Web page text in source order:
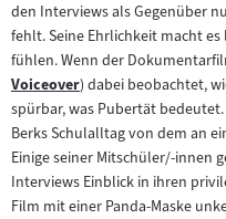
den Interviews als Gegenüber
fehlt. Seine Ehrlichkeit macht
fühlen. Wenn der
Zum
Inhalt:
Voiceover) dabei beobachtet,
spürbar, was Pubertät
Berks Schulalltag von dem an
Einige seiner Mitschüler/-innen
Interviews Einblick in ihren
Film mit einer Panda-Maske